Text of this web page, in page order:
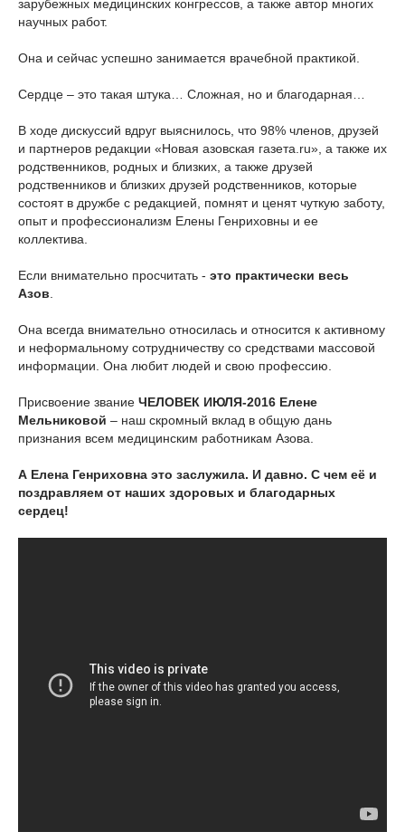
зарубежных медицинских конгрессов, а также автор многих
научных работ.
Она и сейчас успешно занимается врачебной практикой.
Сердце – это такая штука… Сложная, но и благодарная…
В ходе дискуссий вдруг выяснилось, что 98% членов, друзей
и партнеров редакции «Новая азовская газета.ru», а также их
родственников, родных и близких, а также друзей
родственников и близких друзей родственников, которые
состоят в дружбе с редакцией, помнят и ценят чуткую заботу,
опыт и профессионализм Елены Генриховны и ее
коллектива.
Если внимательно просчитать - это практически весь
Азов
Она всегда внимательно относилась и относится к активному
и неформальному сотрудничеству со средствами массовой
информации. Она любит людей и свою профессию.
Присвоение звание ЧЕЛОВЕК ИЮЛЯ-2016 Елене
Мельниковой – наш скромный вклад в общую дань
признания всем медицинским работникам Азова.
А Елена Генриховна это заслужила. И давно. С чем её и
поздравляем от наших здоровых и благодарных
сердец!